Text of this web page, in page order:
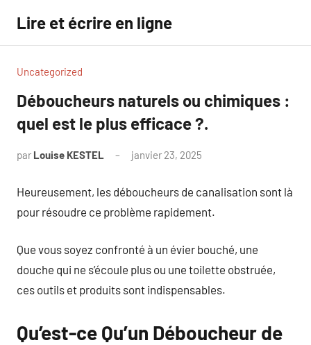
contenu
Lire et écrire en ligne
Uncategorized
Déboucheurs naturels ou chimiques :
quel est le plus efficace ?.
par Louise KESTEL janvier 23, 2025
Heureusement, les déboucheurs de canalisation sont là
pour résoudre ce problème rapidement.
Que vous soyez confronté à un évier bouché, une
douche qui ne s’écoule plus ou une toilette obstruée,
ces outils et produits sont indispensables.
Qu’est-ce Qu’un Déboucheur de